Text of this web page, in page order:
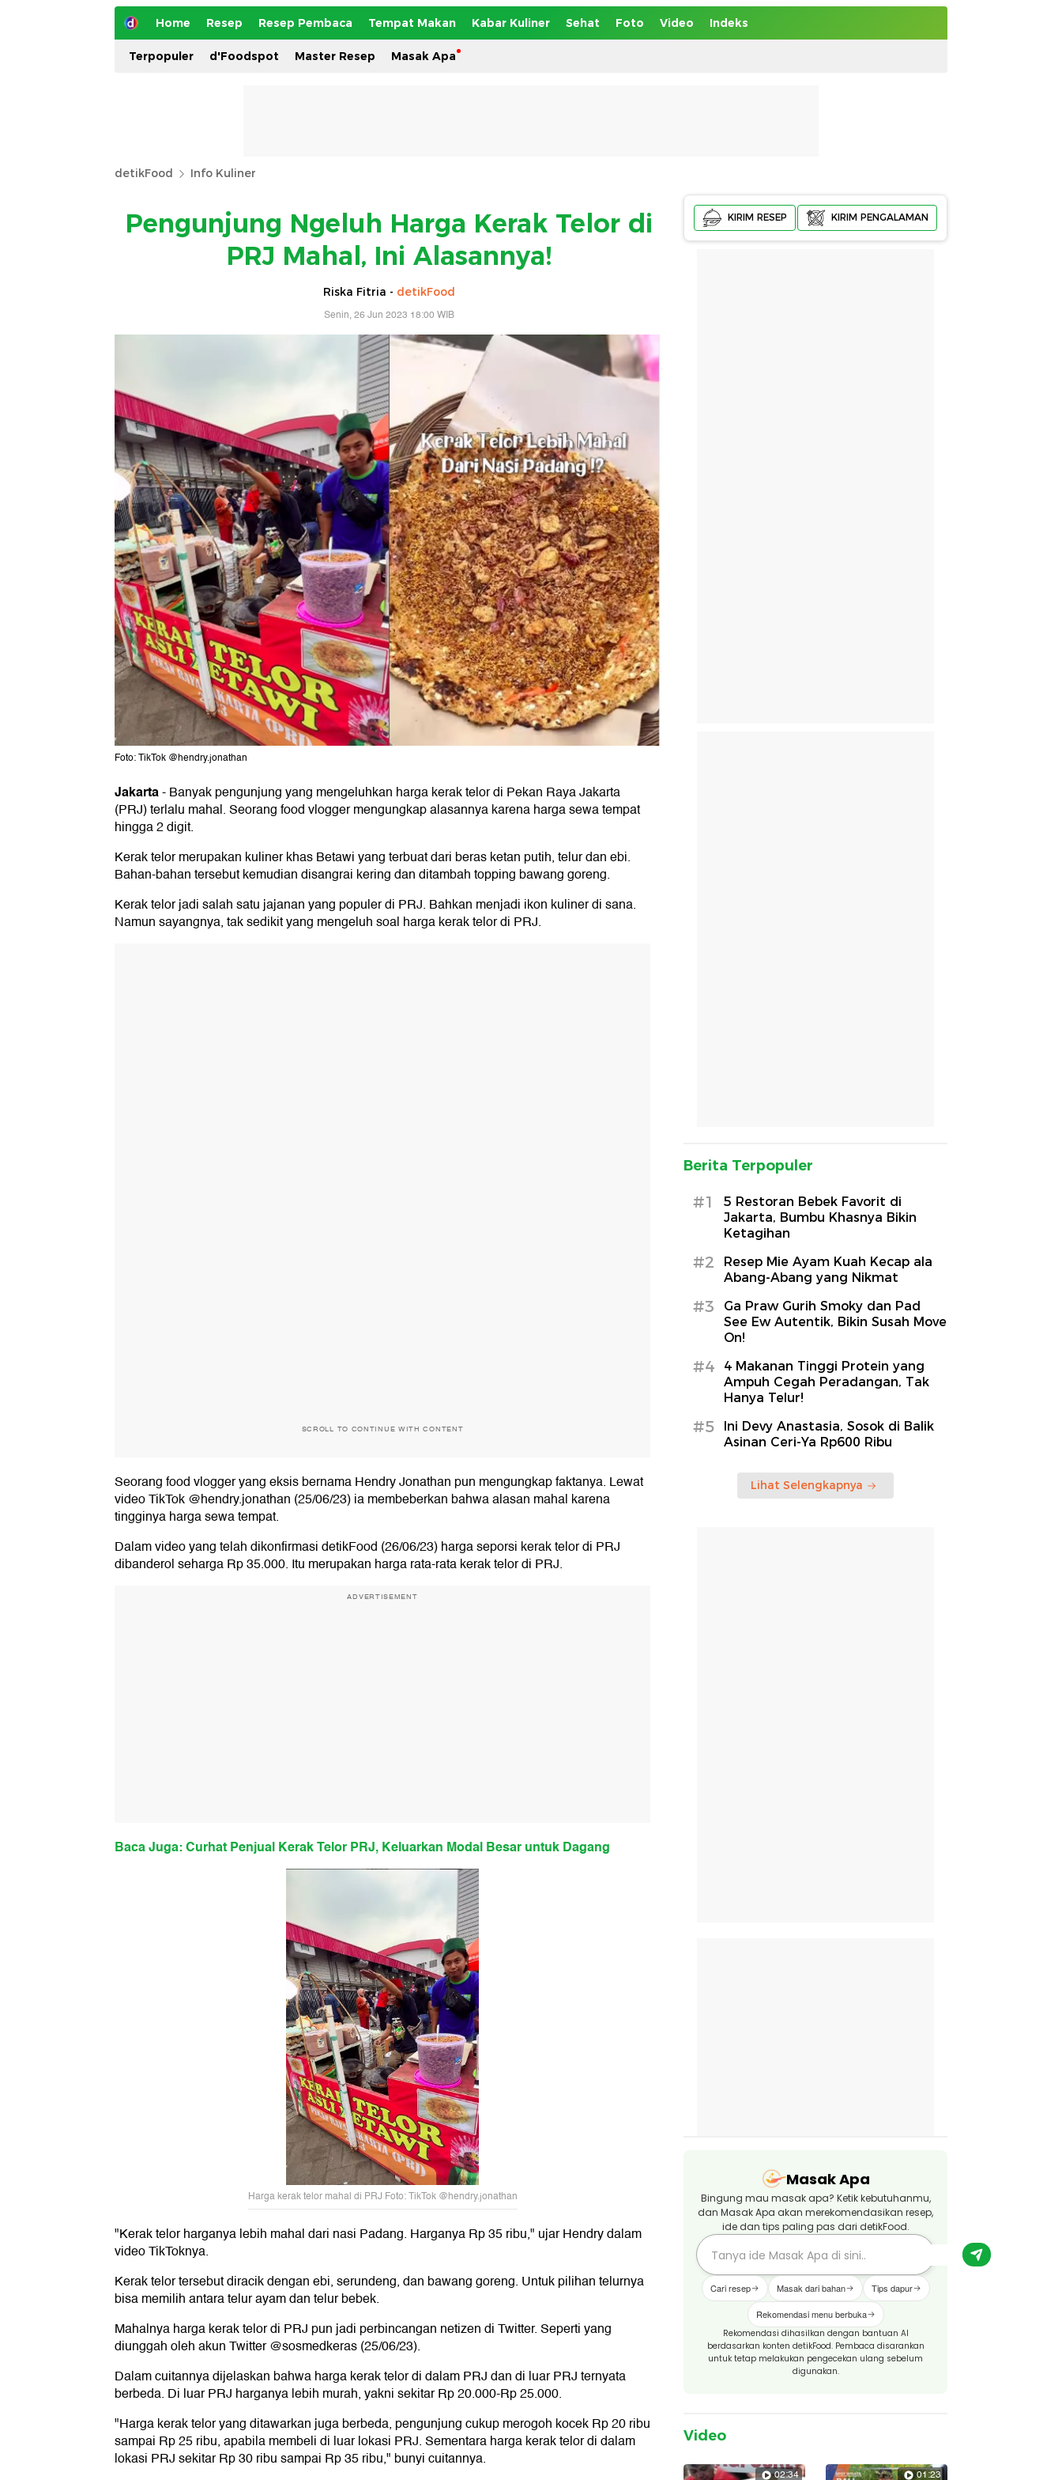
Home Resep Resep Pembaca Tempat Makan Kabar Kuliner Sehat Foto Video Indeks
Terpopuler d'Foodspot Master Resep Masak Apa
detikFood Info Kuliner
Pengunjung Ngeluh Harga Kerak Telor di
PRJ Mahal, Ini Alasannya!
Riska Fitria - detikFood
Senin, 26 Jun 2023 18:00 WIB
Foto: TikTok @hendry.jonathan
Jakarta-Banyak pengunjung yang mengeluhkan harga kerak telor di Pekan Raya Jakarta
(PRJ) terlalu mahal. Seorang food vlogger mengungkap alasannya karena harga sewa tempat
hingga 2 digit.
Kerak telor merupakan kuliner khas Betawi yang terbuat dari beras ketan putih, telur dan ebi.
Bahan-bahan tersebut kemudian disangrai kering dan ditambah topping bawang goreng.
Kerak telor jadi salah satu jajanan yang populer di PRJ. Bahkan menjadi ikon kuliner di sana.
Namun sayangnya, tak sedikit yang mengeluh soal harga kerak telor di PRJ.
SCROLL TO CONTINUE WITH CONTENT
Seorang food vlogger yang eksis bernama Hendry Jonathan pun mengungkap faktanya. Lewat
video TikTok @hendry.jonathan (25/06/23) ia membeberkan bahwa alasan mahal karena
tingginya harga sewa tempat.
Dalam video yang telah dikonfirmasi detikFood (26/06/23) harga seporsi kerak telor di PRJ
dibanderol seharga Rp 35.000. Itu merupakan harga rata-rata kerak telor di PRJ.
ADVERTISEMENT
Baca Juga: Curhat Penjual Kerak Telor PRJ, Keluarkan Modal Besar untuk Dagang
Harga kerak telor mahal di PRJ Foto: TikTok @hendry.jonathan
"Kerak telor harganya lebih mahal dari nasi Padang. Harganya Rp 35 ribu," ujar Hendry dalam
video TikToknya.
Kerak telor tersebut diracik dengan ebi, serundeng, dan bawang goreng. Untuk pilihan telurnya
bisa memilih antara telur ayam dan telur bebek.
Mahalnya harga kerak telor di PRJ pun jadi perbincangan netizen di Twitter. Seperti yang
diunggah oleh akun Twitter @sosmedkeras (25/06/23).
Dalam cuitannya dijelaskan bahwa harga kerak telor di dalam PRJ dan di luar PRJ ternyata
berbeda. Di luar PRJ harganya lebih murah, yakni sekitar Rp 20.000-Rp 25.000.
"Harga kerak telor yang ditawarkan juga berbeda, pengunjung cukup merogoh kocek Rp 20 ribu
sampai Rp 25 ribu, apabila membeli di luar lokasi PRJ. Sementara harga kerak telor di dalam
lokasi PRJ sekitar Rp 30 ribu sampai Rp 35 ribu," bunyi cuitannya.
KIRIM RESEP KIRIM PENGALAMAN
Berita Terpopuler
#1
5 Restoran Bebek Favorit di
Jakarta, Bumbu Khasnya Bikin
Ketagihan
#2
Resep Mie Ayam Kuah Kecap ala
Abang-Abang yang Nikmat
#3
Ga Praw Gurih Smoky dan Pad
See Ew Autentik, Bikin Susah Move
On!
#4
4 Makanan Tinggi Protein yang
Ampuh Cegah Peradangan, Tak
Hanya Telur!
#5
Ini Devy Anastasia, Sosok di Balik
Asinan Ceri-Ya Rp600 Ribu
Lihat Selengkapnya
Masak Apa
Bingung mau masak apa? Ketik kebutuhanmu,
dan Masak Apa akan merekomendasikan resep,
ide dan tips paling pas dari detikFood.
Cari resep Masak dari bahan Tips dapur
Rekomendasi menu berbuka
Rekomendasi dihasilkan dengan bantuan AI
berdasarkan konten detikFood. Pembaca disarankan
untuk tetap melakukan pengecekan ulang sebelum
digunakan.
Video
02:34 01:23